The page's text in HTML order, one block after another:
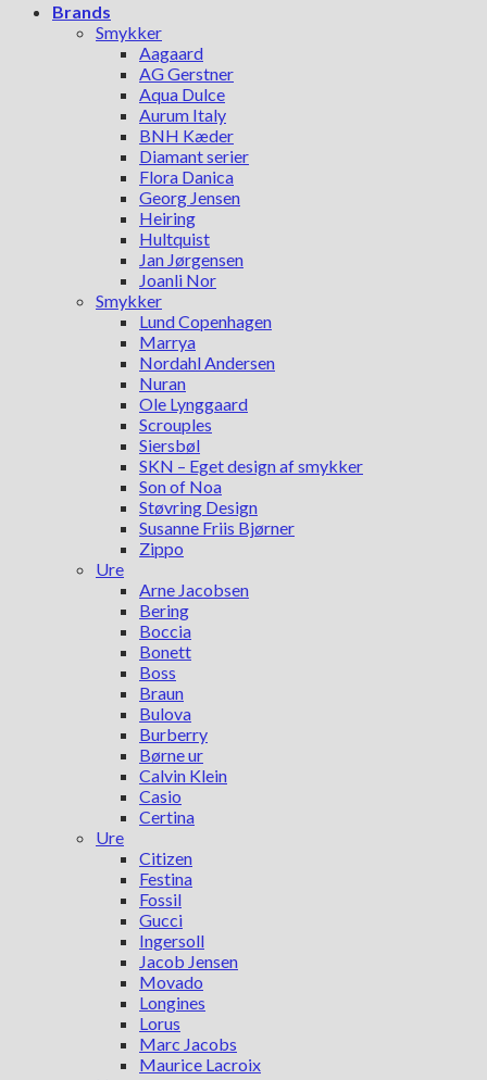
Brands
Smykker
Aagaard
AG Gerstner
Aqua Dulce
Aurum Italy
BNH Kæder
Diamant serier
Flora Danica
Georg Jensen
Heiring
Hultquist
Jan Jørgensen
Joanli Nor
Smykker
Lund Copenhagen
Marrya
Nordahl Andersen
Nuran
Ole Lynggaard
Scrouples
Siersbøl
SKN – Eget design af smykker
Son of Noa
Støvring Design
Susanne Friis Bjørner
Zippo
Ure
Arne Jacobsen
Bering
Boccia
Bonett
Boss
Braun
Bulova
Burberry
Børne ur
Calvin Klein
Casio
Certina
Ure
Citizen
Festina
Fossil
Gucci
Ingersoll
Jacob Jensen
Movado
Longines
Lorus
Marc Jacobs
Maurice Lacroix